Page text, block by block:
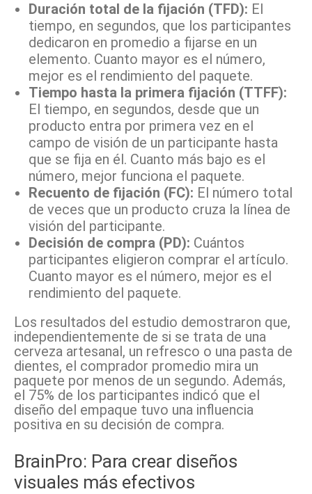
Duración total de la fijación (TFD): El
tiempo, en segundos, que los participantes
dedicaron en promedio a fijarse en un
elemento. Cuanto mayor es el número,
mejor es el rendimiento del paquete.
Tiempo hasta la primera fijación (TTFF):
El tiempo, en segundos, desde que un
producto entra por primera vez en el
campo de visión de un participante hasta
que se fija en él. Cuanto más bajo es el
número, mejor funciona el paquete.
Recuento de fijación (FC): El número total
de veces que un producto cruza la línea de
visión del participante.
Decisión de compra (PD): Cuántos
participantes eligieron comprar el artículo.
Cuanto mayor es el número, mejor es el
rendimiento del paquete.
Los resultados del estudio demostraron que,
independientemente de si se trata de una
cerveza artesanal, un refresco o una pasta de
dientes, el comprador promedio mira un
paquete por menos de un segundo. Además,
el 75% de los participantes indicó que el
diseño del empaque tuvo una influencia
positiva en su decisión de compra.
BrainPro: Para crear diseños
visuales más efectivos